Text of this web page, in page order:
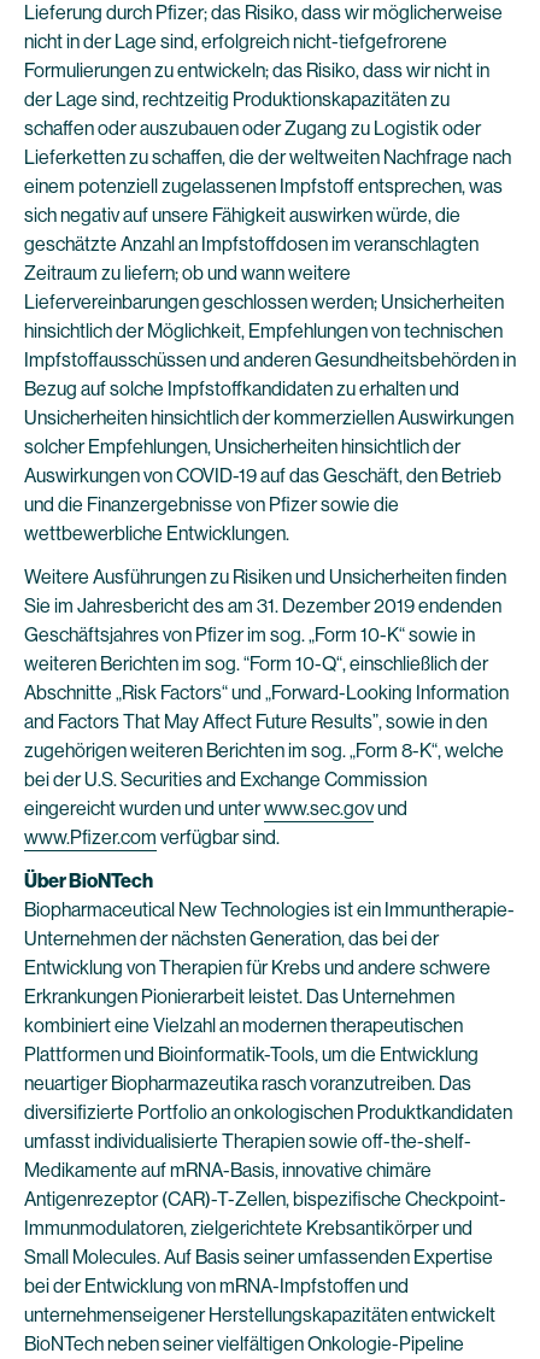
Lieferung durch Pfizer; das Risiko, dass wir möglicherweise
nicht in der Lage sind, erfolgreich nicht-tiefgefrorene
Formulierungen zu entwickeln; das Risiko, dass wir nicht in
der Lage sind, rechtzeitig Produktionskapazitäten zu
schaffen oder auszubauen oder Zugang zu Logistik oder
Lieferketten zu schaffen, die der weltweiten Nachfrage nach
einem potenziell zugelassenen Impfstoff entsprechen, was
sich negativ auf unsere Fähigkeit auswirken würde, die
geschätzte Anzahl an Impfstoffdosen im veranschlagten
Zeitraum zu liefern; ob und wann weitere
Liefervereinbarungen geschlossen werden; Unsicherheiten
hinsichtlich der Möglichkeit, Empfehlungen von technischen
Impfstoffausschüssen und anderen Gesundheitsbehörden in
Bezug auf solche Impfstoffkandidaten zu erhalten und
Unsicherheiten hinsichtlich der kommerziellen Auswirkungen
solcher Empfehlungen, Unsicherheiten hinsichtlich der
Auswirkungen von COVID-19 auf das Geschäft, den Betrieb
und die Finanzergebnisse von Pfizer sowie die
wettbewerbliche Entwicklungen.
Weitere Ausführungen zu Risiken und Unsicherheiten finden
Sie im Jahresbericht des am 31. Dezember 2019 endenden
Geschäftsjahres von Pfizer im sog. „Form 10-K“ sowie in
weiteren Berichten im sog. “Form 10-Q“, einschließlich der
Abschnitte „Risk Factors“ und „Forward-Looking Information
and Factors That May Affect Future Results”, sowie in den
zugehörigen weiteren Berichten im sog. „Form 8-K“, welche
bei der U.S. Securities and Exchange Commission
eingereicht wurden und unterwww.sec.govund
www.Pfizer.com verfügbar sind.
Über BioNTech
Biopharmaceutical New Technologies ist ein Immuntherapie-
Unternehmen der nächsten Generation, das bei der
Entwicklung von Therapien für Krebs und andere schwere
Erkrankungen Pionierarbeit leistet. Das Unternehmen
kombiniert eine Vielzahl an modernen therapeutischen
Plattformen und Bioinformatik-Tools, um die Entwicklung
neuartiger Biopharmazeutika rasch voranzutreiben. Das
diversifizierte Portfolio an onkologischen Produktkandidaten
umfasst individualisierte Therapien sowie off-the-shelf-
Medikamente auf mRNA-Basis, innovative chimäre
Antigenrezeptor (CAR)-T-Zellen, bispezifische Checkpoint-
Immunmodulatoren, zielgerichtete Krebsantikörper und
Small Molecules. Auf Basis seiner umfassenden Expertise
bei der Entwicklung von mRNA-Impfstoffen und
unternehmenseigener Herstellungskapazitäten entwickelt
BioNTech neben seiner vielfältigen Onkologie-Pipeline